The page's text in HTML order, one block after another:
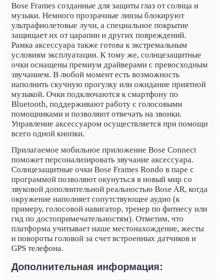
Bose Frames созданные для защиты глаз от солнца и
музыки. Немного прозрачные линзы блокируют
ультрафиолетовые лучи, а специальное покрытие
защищает их от царапин и других повреждений.
Рамка аксессуара также готова к экстремальным
условиям эксплуатации. К тому же, солнцезащитные
очки оснащены премиум драйверами с превосходным
звучанием. В любой момент есть возможность
наполнить скучную прогулку или ожидание приятной
музыкой. Очки подключаются к смартфону по
Bluetooth, поддерживают работу с голосовыми
помощниками и позволяют отвечать на звонки.
Управление аксессуаром осуществляется при помощи
всего одной кнопки.
Прилагаемое мобильное приложение Bose Connect
поможет персонализировать звучание аксессуара.
Солнцезащитные очки Bose Frames Rondo в паре с
программой позволяют окунуться в новый мир со
звуковой дополнительной реальностью Bose AR, когда
окружение наполняет сопутствующее аудио (к
примеру, голосовой навигатор, тренер по фитнесу или
гид по достопримечательностям). Отметим, что
платформа учитывает наше местонахождение, жесты
и повороты головой за счет встроенных датчиков и
GPS телефона.
Дополнительная информация: